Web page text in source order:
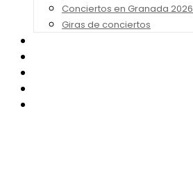
Conciertos en Granada 2026
Giras de conciertos